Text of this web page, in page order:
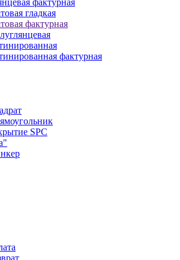
фактурная
гладкая
фактурная
фактурная
SPC